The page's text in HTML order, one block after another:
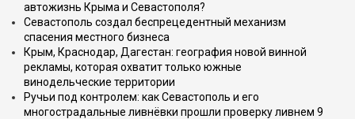
автожизнь Крыма и Севастополя?
Севастополь создал беспрецедентный механизм
спасения местного бизнеса
Крым, Краснодар, Дагестан: география новой винной
рекламы, которая охватит только южные
винодельческие территории
Ручьи под контролем: как Севастополь и его
многострадальные ливнёвки прошли проверку ливнем 9